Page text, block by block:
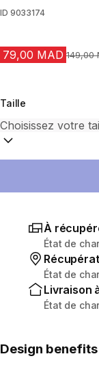
ID 9033174
79,00 MAD Prix
149,00
Taille
À
État de
État de
Livraison
État de
Design benefits